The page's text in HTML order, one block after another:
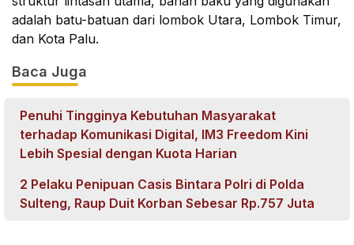
adalah batu-batuan dari lombok Utara, Lombok Timur,
dan Kota Palu.
Baca Juga
Penuhi Tingginya Kebutuhan Masyarakat
terhadap Komunikasi Digital, IM3 Freedom Kini
Lebih Spesial dengan Kuota Harian
2 Pelaku Penipuan Casis Bintara Polri di Polda
Sulteng, Raup Duit Korban Sebesar Rp.757 Juta